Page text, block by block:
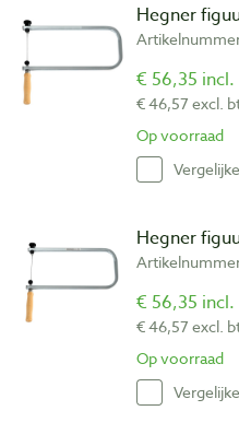
Hegner
€ 56,35
€ 46,57 excl.
Op voorraad
Hegner
€ 56,35
€ 46,57 excl.
Op voorraad